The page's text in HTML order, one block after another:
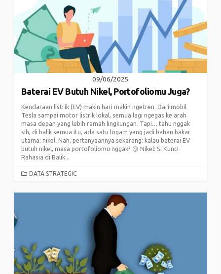
09/06/2025
Baterai EV Butuh Nikel, Portofoliomu Juga?
Kendaraan listrik (EV) makin hari makin ngetren. Dari mobil
Tesla sampai motor listrik lokal, semua lagi ngegas ke arah
masa depan yang lebih ramah lingkungan. Tapi… tahu nggak
sih, di balik semua itu, ada satu logam yang jadi bahan bakar
utama: nikel. Nah, pertanyaannya sekarang: kalau baterai EV
butuh nikel, masa portofoliomu nggak? 😏 Nikel: Si Kunci
Rahasia di Balik...
CATEGORIES
DATA STRATEGIC